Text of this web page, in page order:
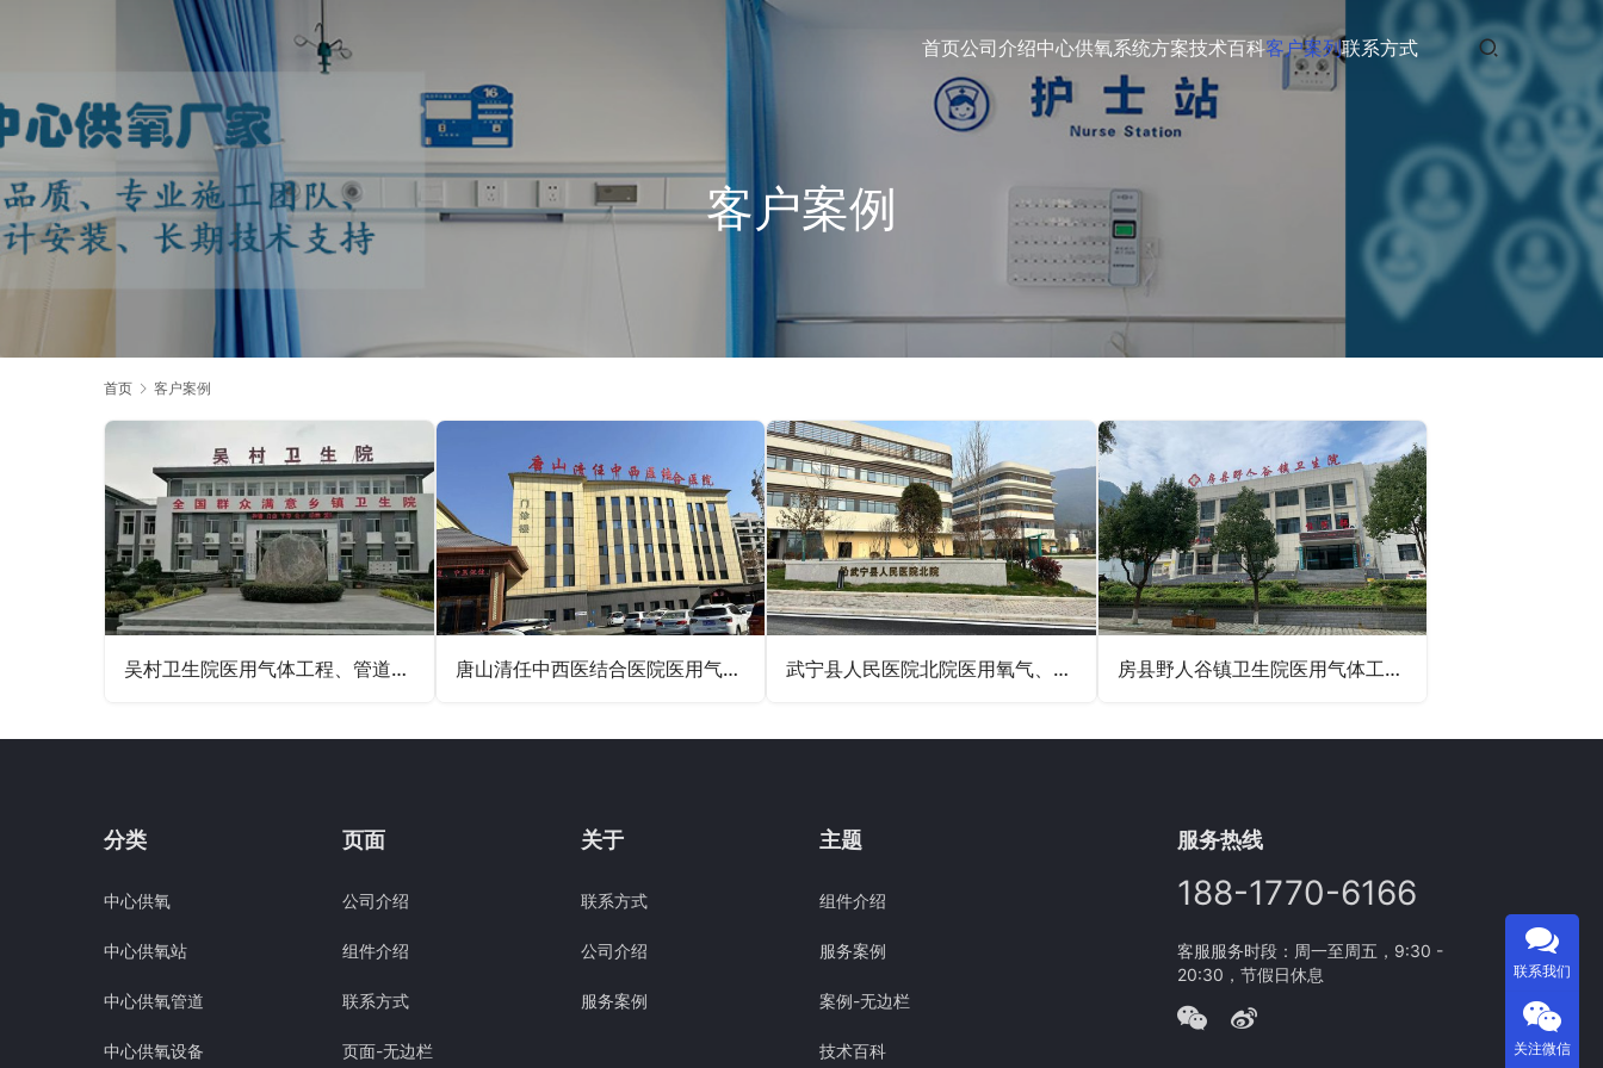
首页公司介绍中心供氧系统方案技术百科客户案列联系方式
客户案例
首页 客户案例
吴村卫生院医用气体工程、管道工程、呼叫对讲工程 唐山清任中西医结合医院医用气体工程及呼叫对讲工程 武宁县人民医院北院医用氧气、吸引、压缩空气气体工程，液氧储罐氧气站工程 房县野人谷镇卫生院医用气体工程、管道工程
分类
中心供氧
中心供氧站
中心供氧管道
中心供氧设备
页面
公司介绍
组件介绍
联系方式
页面-无边栏
关于
联系方式
公司介绍
服务案例
主题
组件介绍
服务案例
案例-无边栏
技术百科
服务热线
188-1770-6166
客服服务时段：周一至周五，9:30 -
20:30，节假日休息
联系我们
关注微信